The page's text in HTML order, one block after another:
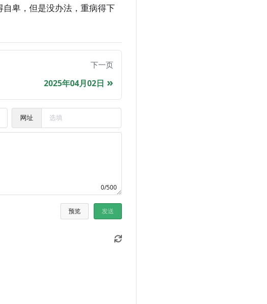
卑，但是没办法，重病得下
下一页
2025年04月02日
网址
0/500
预览 发送